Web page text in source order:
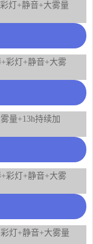
灯+静音+大雾量
彩灯+静音+大雾
量+13h持续加
彩灯+静音+大雾
灯+静音+大雾量